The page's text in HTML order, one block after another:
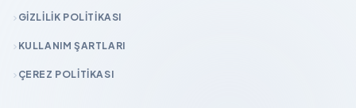
GIZLILIK POLITIKASI
KULLANIM ŞARTLARI
ÇEREZ POLITIKASI